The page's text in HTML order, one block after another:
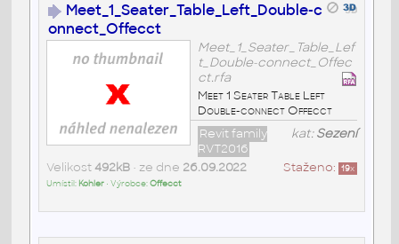
Meet_1_Seater_Table_Left_Double-c
onnect_Offecct
Meet_1_Seater_Table_Lef
t_Double-connect_Offec
ct.rfa
Meet 1 Seater Table Left
Double-connect Offecct
kat:Sezení
Revit family
RVT2016
Staženo: 19x
Velikost 492kB• ze dne 26.09.2022
Umístil: Kohler• Výrobce:Offecct